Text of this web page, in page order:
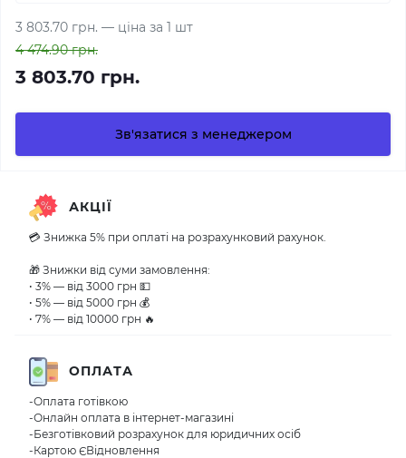
3 803.70 грн. — ціна за 1 шт
4 474.90 грн.
3 803.70 грн.
Зв'язатися з менеджером
АКЦІЇ
💳 Знижка 5% при оплаті на розрахунковий рахунок.
🎁 Знижки від суми замовлення:
• 3% — від 3000 грн 💵
• 5% — від 5000 грн 💰
• 7% — від 10000 грн 🔥
ОПЛАТА
-Оплата готівкою
-Онлайн оплата в інтернет-магазині
-Безготівковий розрахунок для юридичних осіб
-Картою ЄВідновлення